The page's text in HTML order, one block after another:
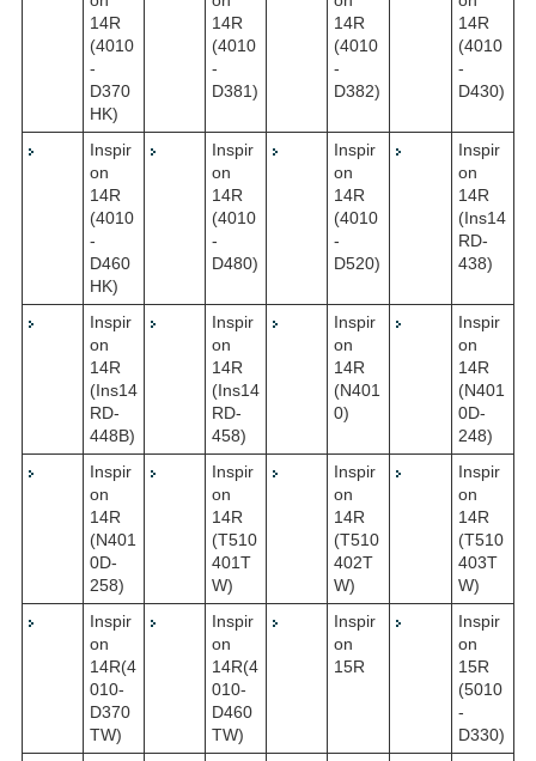
14R
(4010
-
D370
HK)
14R
(4010
-
D381)
14R
(4010
-
D382)
14R
(4010
-
D430)
Inspir
on
14R
(4010
-
D460
HK)
Inspir
on
14R
(4010
-
D480)
Inspir
on
14R
(4010
-
D520)
Inspir
on
14R
(Ins14
RD-
438)
Inspir
on
14R
(Ins14
RD-
448B)
Inspir
on
14R
(Ins14
RD-
458)
Inspir
on
14R
(N401
0)
Inspir
on
14R
(N401
0D-
248)
Inspir
on
14R
(N401
0D-
258)
Inspir
on
14R
(T510
401T
W)
Inspir
on
14R
(T510
402T
W)
Inspir
on
14R
(T510
403T
W)
Inspir
on
14R(4
010-
D370
TW)
Inspir
on
14R(4
010-
D460
TW)
Inspir
on
15R
Inspir
on
15R
(5010
-
D330)